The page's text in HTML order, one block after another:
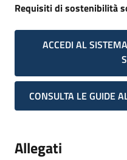
Requisiti di sostenibilità
ACCEDI AL
CONSULTA LE GUIDE
Allegati